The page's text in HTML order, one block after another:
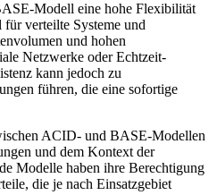
Modell eine hohe Flexibilität
verteilte Systeme und
und hohen
Netzwerke oder Echtzeit-
kann jedoch zu
führen, die eine sofortige
ACID- und BASE-Modellen
und dem Kontext der
Modelle haben ihre Berechtigung
die je nach Einsatzgebiet